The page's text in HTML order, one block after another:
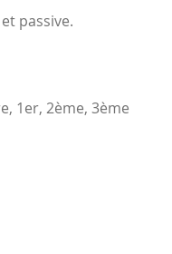
passive.
1er, 2ème, 3ème